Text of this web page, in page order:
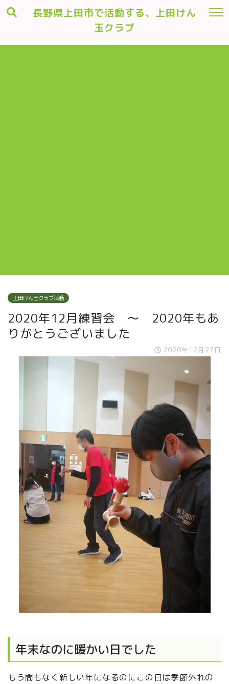
長野県上田市で活動する、上田けん
玉クラブ
上田けん玉クラブ活動
2020年12月練習会 ～ 2020年もあ
りがとうございました
2020年12月27日
年末なのに暖かい日でした
もう間もなく新しい年になるのにこの日は季節外れの